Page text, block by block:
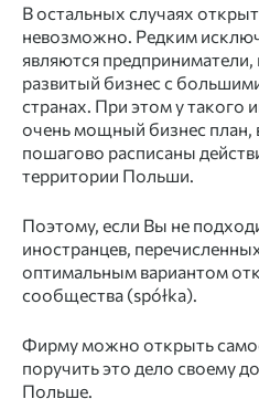
В остальных случаях
невозможно. Редким
являются
развитый бизнес с
странах. При этом у такого
очень мощный бизнес план,
пошагово расписаны
территории Польши.
Поэтому, если Вы не
иностранцев,
оптимальным вариантом
сообщества (spółka).
Фирму можно открыть
поручить это дело своему
Польше.